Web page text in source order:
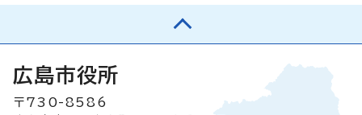
広島市役所
〒730-8586